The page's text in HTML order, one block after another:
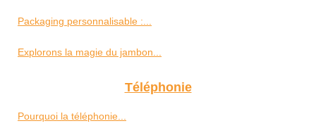
Packaging personnalisable :...
Explorons la magie du jambon...
Téléphonie
Pourquoi la téléphonie...